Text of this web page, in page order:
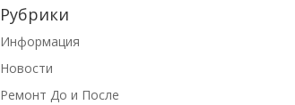
Рубрики
Информация
Новости
Ремонт До и После